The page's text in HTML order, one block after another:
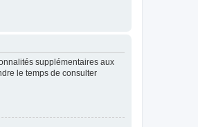
supplémentaires aux
le temps de consulter